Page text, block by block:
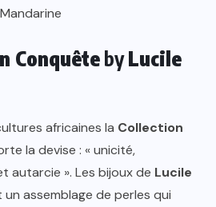
ConquêtebyLucile
africaines la Collection
la devise : « unicité,
autarcie ». Les bijoux de Lucile
un assemblage de perles qui